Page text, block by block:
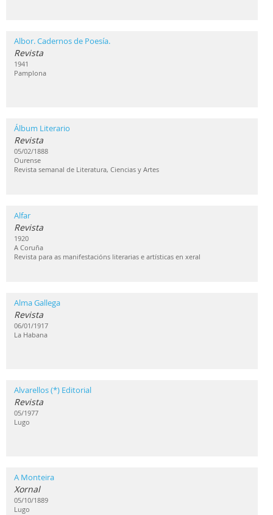
Albor. Cadernos de Poesía.
Revista
1941
Pamplona
Álbum Literario
Revista
05/02/1888
Ourense
Revista semanal de Literatura, Ciencias y Artes
Alfar
Revista
1920
A Coruña
Revista para as manifestacións literarias e artísticas en xeral
Alma Gallega
Revista
06/01/1917
La Habana
Alvarellos (*) Editorial
Revista
05/1977
Lugo
A Monteira
Xornal
05/10/1889
Lugo